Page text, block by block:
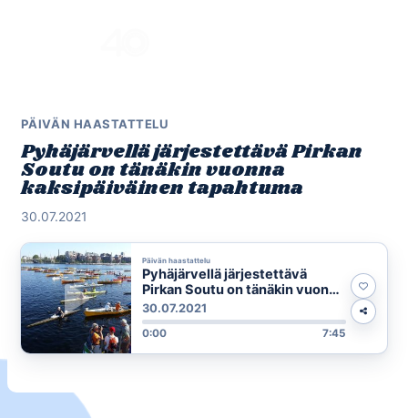
PÄIVÄN HAASTATTELU
Pyhäjärvellä järjestettävä Pirkan
Soutu on tänäkin vuonna
kaksipäiväinen tapahtuma
30.07.2021
Päivän haastattelu
Pyhäjärvellä järjestettävä
Pirkan Soutu on tänäkin vuonna
kaksipäiväinen tapahtuma
30.07.2021
0:00 7:45